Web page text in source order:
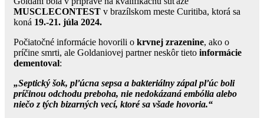
MUSCLECONTEST v brazílskom meste Curitiba, ktorá sa
koná 19.-21. júla 2024.
Počiatočné informácie hovorili o krvnej zrazenine, ako o
príčine smrti, ale Goldaniovej partner neskôr tieto informácie
dementoval:
„Septický šok, pľúcna sepsa a bakteriálny zápal pľúc boli
príčinou odchodu preboha, nie nedokázaná embólia alebo
niečo z tých bizarných vecí, ktoré sa všade hovoria.“